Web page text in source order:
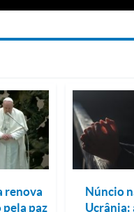
renova
pela paz
Núncio
Ucrânia: